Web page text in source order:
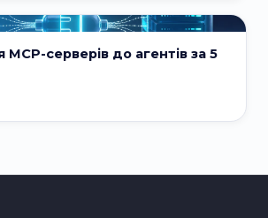
серверів до агентів за 5